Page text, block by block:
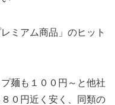
ミアム商品」のヒット
麺も１００円～と他社
０円近く安く、同類の